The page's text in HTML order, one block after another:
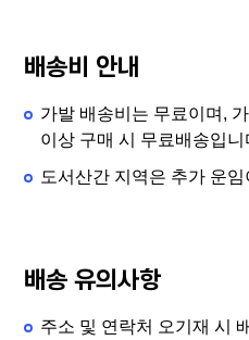
배송비 안내
가발 배송비는 무료이며,
이상 구매 시 무료배송입니
도서산간 지역은 추가 운
배송 유의사항
주소 및 연락처 오기재 시